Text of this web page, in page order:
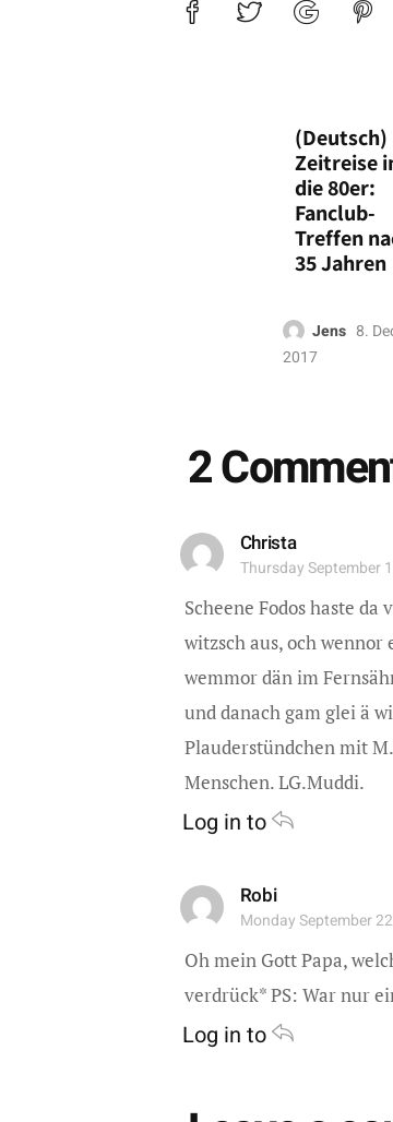
(Deutsch)
Zeitreise
die 80er:
Fanclub-
Treffen
35 Jahren
Jens 8.
2017
2
Christa
Thursday September
Scheene Fodos haste
witzsch aus, och
wemmor dän im
und danach gam glei ä
Plauderstündchen mit
Menschen. LG.Muddi.
Log in to
Robi
Monday September
Oh mein Gott Papa,
verdrück* PS: War nur
Log in to